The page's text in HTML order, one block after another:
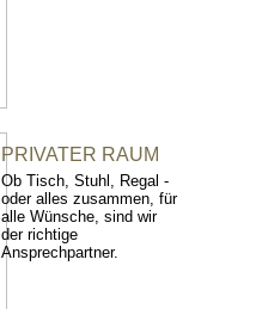
PRIVATER RAUM
Ob Tisch, Stuhl, Regal -
oder alles zusammen, für
alle Wünsche, sind wir
der richtige
Ansprechpartner.